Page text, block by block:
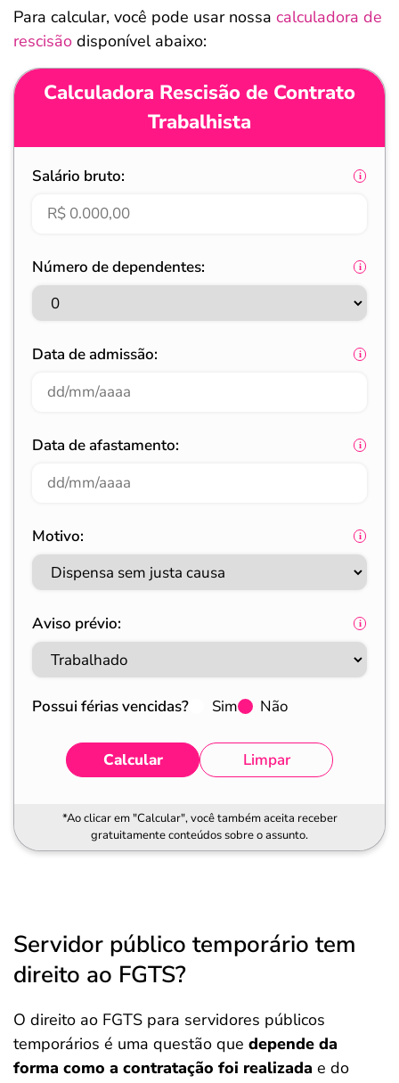
Para calcular, você pode usar nossa calculadora de
rescisão disponível abaixo:
Calculadora Rescisão de Contrato
Trabalhista
Salário bruto:
Número de dependentes:
Data de admissão:
Data de afastamento:
Motivo:
Aviso prévio:
Possui férias vencidas? Sim Não
Calcular Limpar
*Ao clicar em "Calcular", você também aceita receber
gratuitamente conteúdos sobre o assunto.
Servidor público temporário tem
direito ao FGTS?
O direito ao FGTS para servidores públicos
temporários é uma questão que depende da
forma como a contratação foi realizada e do